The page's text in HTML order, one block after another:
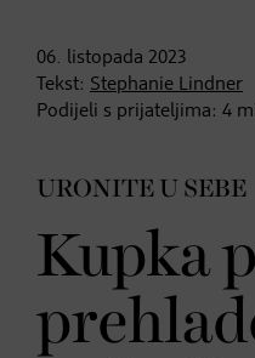
06. listopada 2023
Tekst: Stephanie Lindner
Podijeli s prijateljima: 4
URONITE U SEBE
Kupka